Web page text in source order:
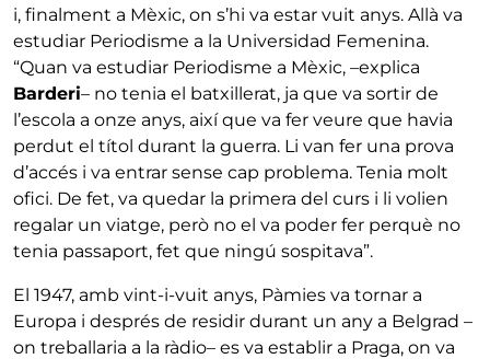
i, finalment a Mèxic, on s’hi va estar vuit anys. Allà va
estudiar Periodisme a la Universidad Femenina.
“Quan va estudiar Periodisme a Mèxic, –explica
Barderi– no tenia el batxillerat, ja que va sortir de
l’escola a onze anys, així que va fer veure que havia
perdut el títol durant la guerra. Li van fer una prova
d’accés i va entrar sense cap problema. Tenia molt
ofici. De fet, va quedar la primera del curs i li volien
regalar un viatge, però no el va poder fer perquè no
tenia passaport, fet que ningú sospitava”.
El 1947, amb vint-i-vuit anys, Pàmies va tornar a
Europa i després de residir durant un any a Belgrad –
on treballaria a la ràdio– es va establir a Praga, on va